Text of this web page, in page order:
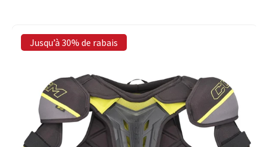
Jusqu’à 30% de rabais